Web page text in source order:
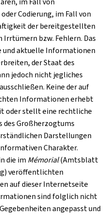
Codierung, im Fall von
der bereitgestellten
bzw. Fehlern. Das
und aktuelle Informationen
der Staat des
jedoch nicht jegliches
Keine der auf
Informationen erhebt
oder stellt eine rechtliche
des Großherzogtums
Darstellungen
Charakter.
die im Mémorial(Amtsblatt
veröffentlichten
auf dieser Internetseite
sind folglich nicht
angepasst und